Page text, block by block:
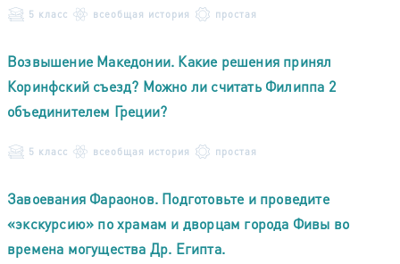
5 класс всеобщая история простая
Возвышение Македонии. Какие решения принял
Коринфский съезд? Можно ли считать Филиппа 2
объединителем Греции?
5 класс всеобщая история простая
Завоевания Фараонов. Подготовьте и проведите
«экскурсию» по храмам и дворцам города Фивы во
времена могущества Др. Египта.